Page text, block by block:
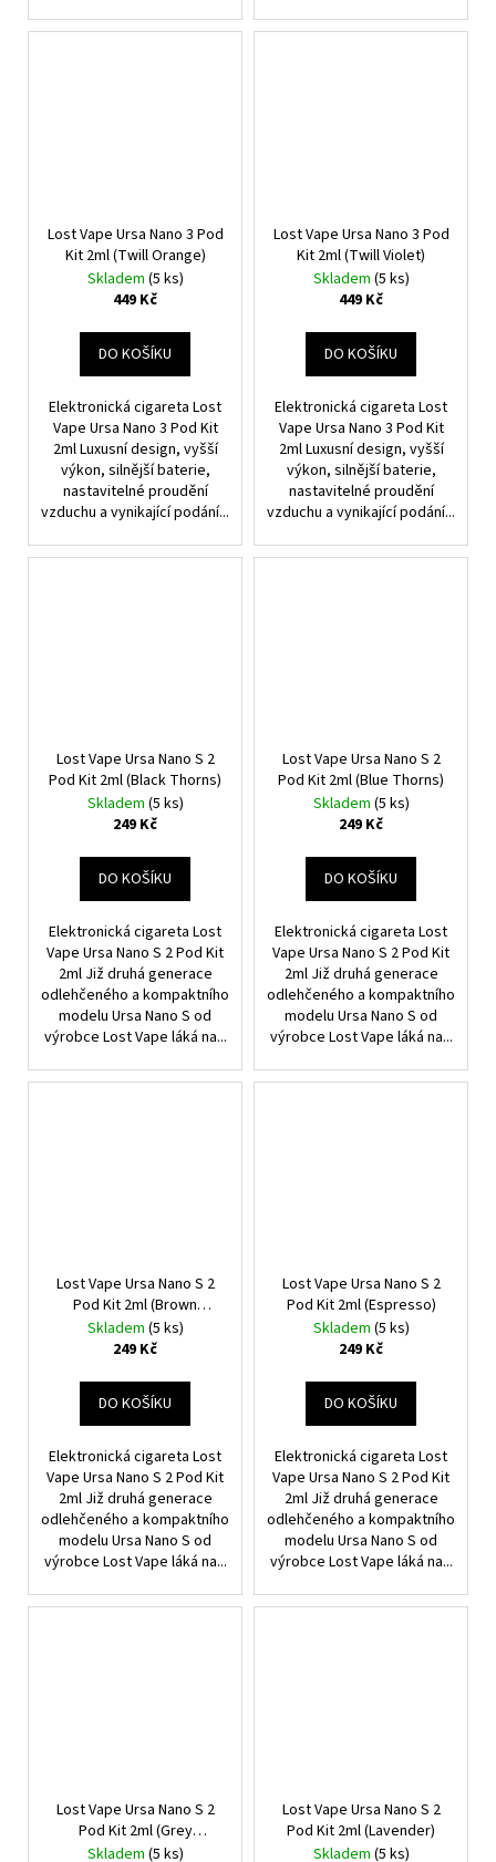
Lost Vape Ursa Nano 3 Pod
Kit 2ml (Twill Orange)
Skladem (5 ks)
449 Kč
DO KOŠÍKU
Elektronická cigareta Lost
Vape Ursa Nano 3 Pod Kit
2ml Luxusní design, vyšší
výkon, silnější baterie,
nastavitelné proudění
vzduchu a vynikající podání...
Lost Vape Ursa Nano 3 Pod
Kit 2ml (Twill Violet)
Skladem (5 ks)
449 Kč
DO KOŠÍKU
Elektronická cigareta Lost
Vape Ursa Nano 3 Pod Kit
2ml Luxusní design, vyšší
výkon, silnější baterie,
nastavitelné proudění
vzduchu a vynikající podání...
Lost Vape Ursa Nano S 2
Pod Kit 2ml (Black Thorns)
Skladem (5 ks)
249 Kč
DO KOŠÍKU
Elektronická cigareta Lost
Vape Ursa Nano S 2 Pod Kit
2ml Již druhá generace
odlehčeného a kompaktního
modelu Ursa Nano S od
výrobce Lost Vape láká na...
Lost Vape Ursa Nano S 2
Pod Kit 2ml (Blue Thorns)
Skladem (5 ks)
249 Kč
DO KOŠÍKU
Elektronická cigareta Lost
Vape Ursa Nano S 2 Pod Kit
2ml Již druhá generace
odlehčeného a kompaktního
modelu Ursa Nano S od
výrobce Lost Vape láká na...
Lost Vape Ursa Nano S 2
Pod Kit 2ml (Brown
Thorns)
Skladem (5 ks)
249 Kč
DO KOŠÍKU
Elektronická cigareta Lost
Vape Ursa Nano S 2 Pod Kit
2ml Již druhá generace
odlehčeného a kompaktního
modelu Ursa Nano S od
výrobce Lost Vape láká na...
Lost Vape Ursa Nano S 2
Pod Kit 2ml (Espresso)
Skladem (5 ks)
249 Kč
DO KOŠÍKU
Elektronická cigareta Lost
Vape Ursa Nano S 2 Pod Kit
2ml Již druhá generace
odlehčeného a kompaktního
modelu Ursa Nano S od
výrobce Lost Vape láká na...
Lost Vape Ursa Nano S 2
Pod Kit 2ml (Grey
Neverfall)
Skladem (5 ks)
Lost Vape Ursa Nano S 2
Pod Kit 2ml (Lavender)
Skladem (5 ks)